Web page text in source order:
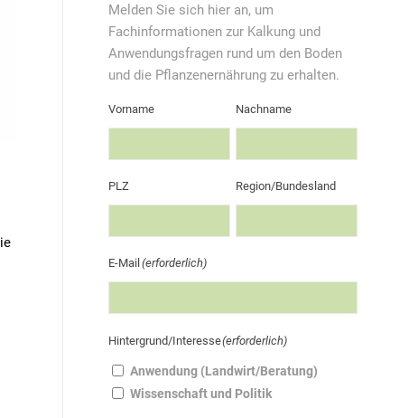
Melden Sie sich hier an, um
Fachinformationen zur Kalkung und
Anwendungsfragen rund um den Boden
und die Pflanzenernährung zu erhalten.
Vorname Nachname
PLZ Region/Bundesland
E-Mail(erforderlich)
Hintergrund/Interesse(erforderlich)
Anwendung (Landwirt/Beratung)
Wissenschaft und Politik